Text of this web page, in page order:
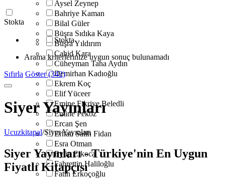
Aysel Zeynep
Bahriye Kaman
Bilal Güler
Büşra Sıdıka Kaya
Büşra Yıldırım
Cahid Kara
Cüheyman Taha Aydın
Demirhan Kadıoğlu
Ekrem Koç
Elif Yüceer
Emine Fikriye Beledli
Emine Peköz
Ercan Şen
Erhan Salih Fidan
Esra Otman
Eyüp Elkoca
Fahrettin Haliloğlu
Fatih Erkoçoğlu
Stokta
Stokta
Arama kriterlerinize uygun sonuç bulunamadı
Sıfırla Göster (342)
Siyer Yayınları
Ucuzkitapal/Siyer Yayınları
Siyer Yayınları - Türkiye'nin En Uygun
Fiyatlı Kitapçısı